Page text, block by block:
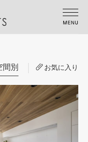
間別 お気に入り